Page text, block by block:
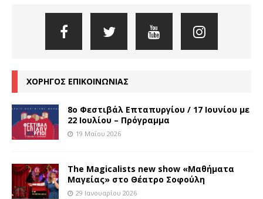
ΧΟΡΗΓΟΣ ΕΠΙΚΟΙΝΩΝΙΑΣ
8o Φεστιβάλ Επταπυργίου / 17 Ιουνίου με
22 Ιουλίου – Πρόγραμμα
19 Μαΐου 2026
The Magicalists new show «Μαθήματα
Μαγείας» στο Θέατρο Σοφούλη
29 Ιανουαρίου 2026